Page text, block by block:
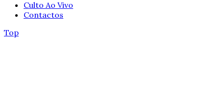
Culto Ao Vivo
Contactos
Top